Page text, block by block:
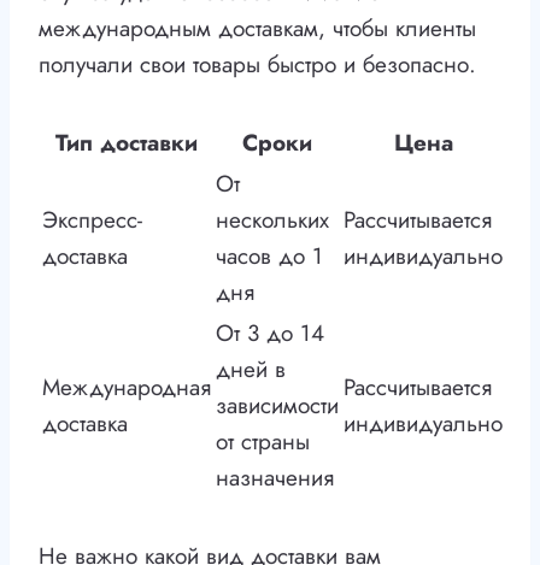
международным доставкам, чтобы клиенты
получали свои товары быстро и безопасно.
Тип доставки Сроки Цена
Экспресс-
доставка
От
нескольких
часов до 1
дня
Рассчитывается
индивидуально
Международная
доставка
От 3 до 14
дней в
зависимости
от страны
назначения
Рассчитывается
индивидуально
Не важно какой вид доставки вам